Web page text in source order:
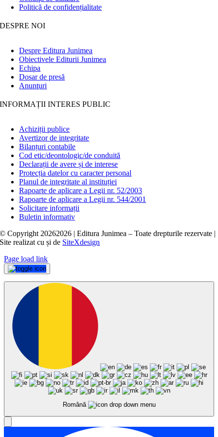
Politică de confidențialitate
DESPRE NOI
Despre Editura Junimea
Obiectivele Editurii Junimea
Echipa
Dosar de presă
Anunţuri
INFORMAȚII INTERES PUBLIC
Achiziții publice
Avertizor de integritate
Bilanțuri contabile
Cod etic/deontologic/de conduită
Declarații de avere și de interese
Protecția datelor cu caracter personal
Planul de integritate al instituției
Rapoarte de aplicare a Legii nr. 52/2003
Rapoarte de aplicare a Legii nr. 544/2001
Solicitare informații
Buletin informativ
© Copyright 20262026 | Editura Junimea – Toate drepturile rezervate |
Site realizat cușide SiteXdesign
Page load link
Română